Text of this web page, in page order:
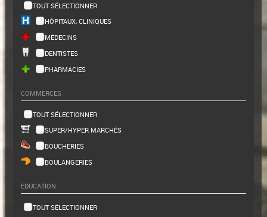
TOUT SÉLECTIONNER
HÔPITAUX, CLINIQUES
MÉDECINS
DENTISTES
PHARMACIES
COMMERCES
TOUT SÉLECTIONNER
SUPER/HYPER MARCHÉS
BOUCHERIES
BOULANGERIES
EDUCATION
TOUT SÉLECTIONNER